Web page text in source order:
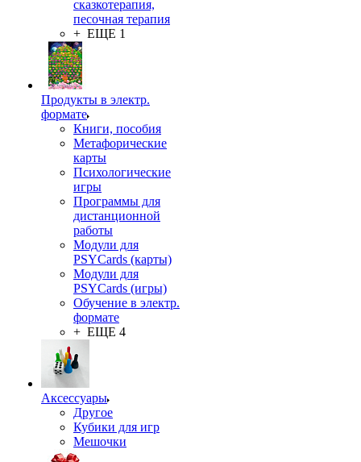
сказкотерапия,
песочная терапия
+ ЕЩЕ 1
Продукты в электр.
формате
Книги, пособия
Метафорические
карты
Психологические
игры
Программы для
дистанционной
работы
Модули для
PSYCards (карты)
Модули для
PSYCards (игры)
Обучение в электр.
формате
+ ЕЩЕ 4
Аксессуары
Другое
Кубики для игр
Мешочки